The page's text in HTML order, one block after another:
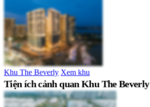
Khu The Beverly Xem khu
Tiện ích cảnh quan Khu The Beverly